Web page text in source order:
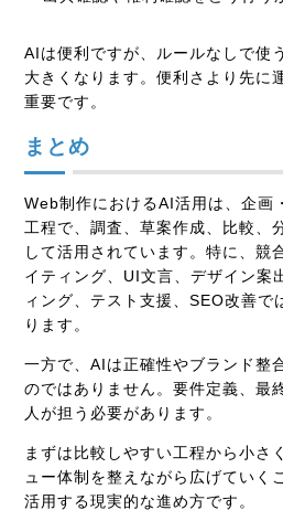
AIは便利ですが、ルールなしで使
大きくなります。便利さより先に
重要です。
まとめ
Web制作におけるAI活用は、企画
工程で、調査、草案作成、比較、
して活用されています。特に、競
イティング、UI文言、デザイン案
ィング、テスト支援、SEO改善で
ります。
一方で、AIは正確性やブランド整
のではありません。要件定義、最
人が担う必要があります。
まずは比較しやすい工程から小さ
ュー体制を整えながら広げていく
活用する現実的な進め方です。